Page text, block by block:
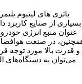
باتری‌ های لیتیوم
بسیاری از صنایع کاربرد
عنوان منبع انرژی
در صنعت هوافضا
و قدرت بالا مورد توجه
می‌توان به دستگاه‌های